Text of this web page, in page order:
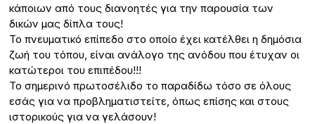
κάποιων από τους διανοητές για την παρουσία των
δικών μας δίπλα τους!
Το πνευματικό επίπεδο στο οποίο έχει κατέλθει η δημόσια
ζωή του τόπου, είναι ανάλογο της ανόδου που έτυχαν οι
κατώτεροι του επιπέδου!!!
Το σημερινό πρωτοσέλιδο το παραδίδω τόσο σε όλους
εσάς για να προβληματιστείτε, όπως επίσης και στους
ιστορικούς για να γελάσουν!